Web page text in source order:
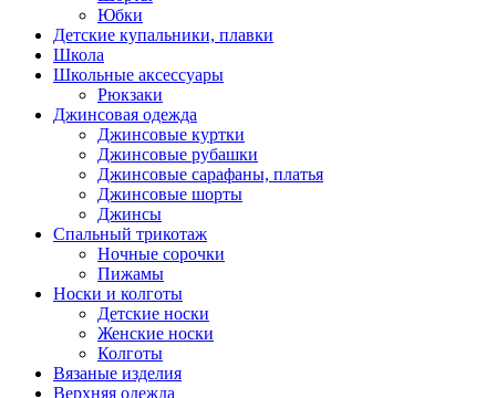
Юбки
Детские купальники, плавки
Школа
Школьные аксессуары
Рюкзаки
Джинсовая одежда
Джинсовые куртки
Джинсовые рубашки
Джинсовые сарафаны, платья
Джинсовые шорты
Джинсы
Спальный трикотаж
Ночные сорочки
Пижамы
Носки и колготы
Детские носки
Женские носки
Колготы
Вязаные изделия
Верхняя одежда